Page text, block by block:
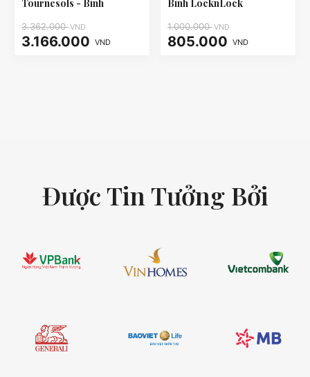
Tournesols - Bình
3.362.000VND
3.166.000 VND
Bình LocknLock
1.000.000VND
805.000 VND
Được Tin Tưởng Bởi